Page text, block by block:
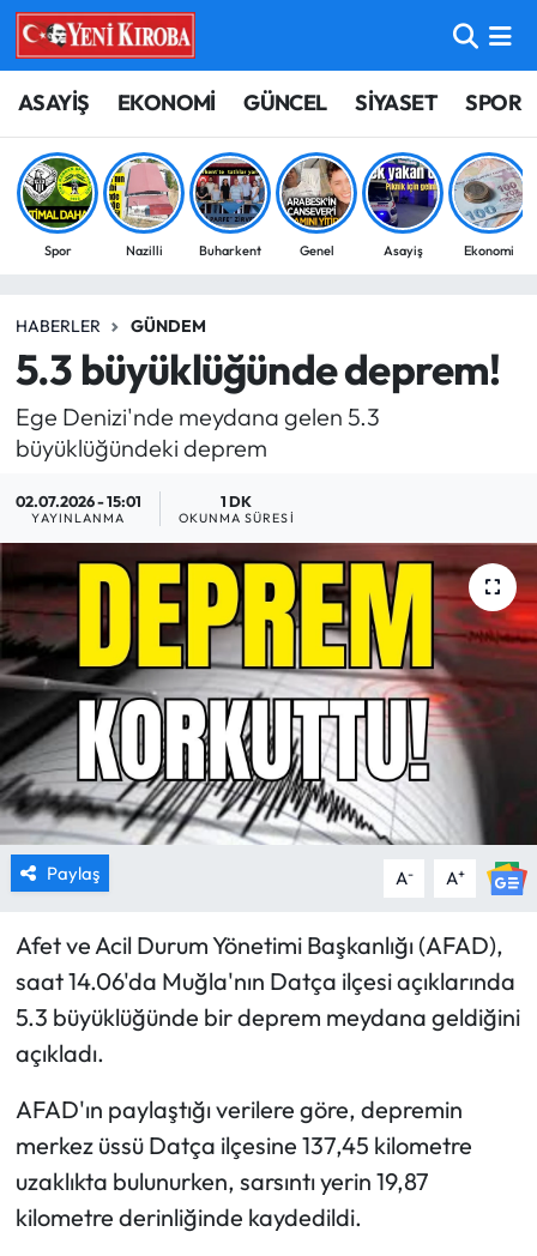
ASAYİŞ EKONOMİ GÜNCEL SİYASET SPOR
Spor Nazilli Buharkent Genel Asayiş Ekonomi
HABERLER GÜNDEM
5.3 büyüklüğünde deprem!
Ege Denizi'nde meydana gelen 5.3
büyüklüğündeki deprem
02.07.2026 - 15:01
YAYINLANMA
1 DK
OKUNMA SÜRESI
Paylaş A- A+
Afet ve Acil Durum Yönetimi Başkanlığı (AFAD),
saat 14.06'da Muğla'nın Datça ilçesi açıklarında
5.3 büyüklüğünde bir deprem meydana geldiğini
açıkladı.
AFAD'ın paylaştığı verilere göre, depremin
merkez üssü Datça ilçesine 137,45 kilometre
uzaklıkta bulunurken, sarsıntı yerin 19,87
kilometre derinliğinde kaydedildi.
ASAYİŞ
BİLİM-TEKNOLOJİ
ÇEVRE
EĞİTİM
EKONOMİ
GÜNCEL
GÜNDEM
MAGAZİN
SAĞLIK
SİYASET
SPOR
TARIM
TURİZM
YAŞAM
RESMİ İLANLAR
HABER İLAN
Aydın Nöbetçi Eczaneler
Aydın Hava Durumu
Aydin Namaz Vakitleri
Süper Lig Puan Durumu ve Fikstür
Tüm Manşetler
Son Dakika Haberleri
Haber Arşivi